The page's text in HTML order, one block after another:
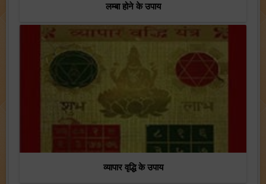
लम्बा होने के उपाय
व्यापार वृद्धि के उपाय